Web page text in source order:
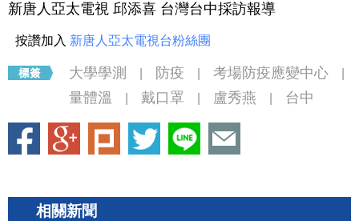
新唐人亞太電視 邱添喜 台灣台中採訪報導
按讚加入 新唐人亞太電視台粉絲團
大學學測 防疫 考場防疫應變中心
量體溫 戴口罩 盧秀燕 台中
相關新聞